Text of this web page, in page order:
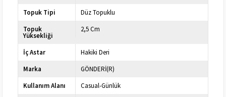
Topuk Tipi
Düz Topuklu
Topuk
Yüksekliği
2,5 Cm
İç Astar
Hakiki Deri
Marka
GÖNDERİ(R)
Kullanım Alanı
Casual-Günlük